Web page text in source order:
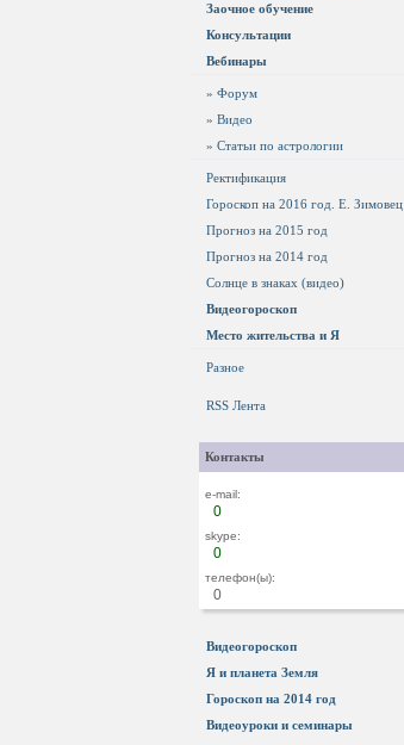
Заочное обучение
Консультации
Вебинары
» Форум
» Видео
» Статьи по астрологии
Ректификация
Гороскоп на 2016 год. Е. Зимовец
Прогноз на 2015 год
Прогноз на 2014 год
Солнце в знаках (видео)
Видеогороскоп
Место жительства и Я
Разное
RSS Лента
Контакты
e-mail:
0
skype:
0
телефон(ы):
0
Видеогороскоп
Я и планета Земля
Гороскоп на 2014 год
Видеоуроки и семинары